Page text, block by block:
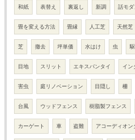
和紙 表替え 裏返し 新調 話モダ
畳を変える方法 畳縁 人工芝 天然芝
芝 撤去 坪単価 水はけ 虫
目地 スリット エキスパンタイ イン
害虫 庭リノベーション 目隠し 柵
台風 ウッドフェンス 樹脂製フェンス
カーゲート 車 盗難 アコーディオン